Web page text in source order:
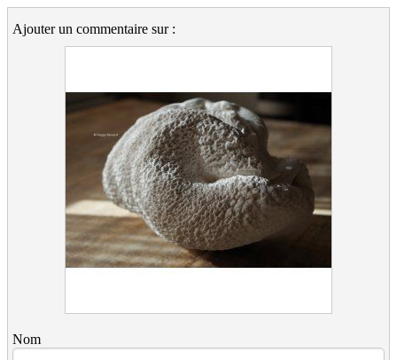
Ajouter un commentaire sur :
Nom